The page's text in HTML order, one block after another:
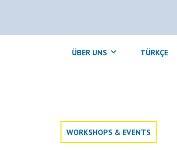
ÜBER UNS TÜRKÇE
WORKSHOPS & EVENTS